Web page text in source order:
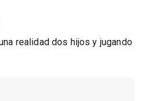
realidad dos hijos y jugando